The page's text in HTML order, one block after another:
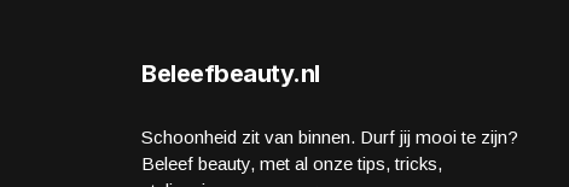
Beleefbeauty.nl
Schoonheid zit van binnen. Durf jij mooi te zijn?
Beleef beauty, met al onze tips, tricks,